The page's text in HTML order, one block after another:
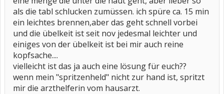
als die tabl schlucken zumüssen. ich spüre ca. 15 min
ein leichtes brennen,aber das geht schnell vorbei
und die übelkeit ist seit nov jedesmal leichter und
einiges von der übelkeit ist bei mir auch reine
kopfsache....
vielleicht ist das ja auch eine lösung für euch??
wenn mein "spritzenheld" nicht zur hand ist, spritzt
mir die arzthelferin vom hausarzt.